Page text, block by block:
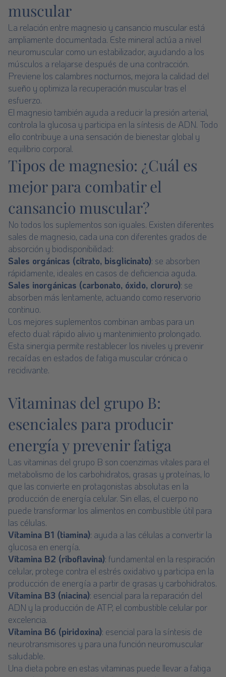
muscular
La relación entre magnesio y cansancio muscular está
ampliamente documentada. Este mineral actúa a nivel
neuromuscular como un estabilizador, ayudando a los
músculos a relajarse después de una contracción.
Previene los calambres nocturnos, mejora la calidad del
sueño y optimiza la recuperación muscular tras el
esfuerzo.
El magnesio también ayuda a reducir la presión arterial,
controla la glucosa y participa en la síntesis de ADN. Todo
ello contribuye a una sensación de bienestar global y
equilibrio corporal.
Tipos de magnesio: ¿Cuál es
mejor para combatir el
cansancio muscular?
No todos los suplementos son iguales. Existen diferentes
sales de magnesio, cada una con diferentes grados de
absorción y biodisponibilidad:
Sales orgánicas (citrato, bisglicinato): se absorben
rápidamente, ideales en casos de deficiencia aguda.
Sales inorgánicas (carbonato, óxido, cloruro): se
absorben más lentamente, actuando como reservorio
continuo.
Los mejores suplementos combinan ambas para un
efecto dual: rápido alivio y mantenimiento prolongado.
Esta sinergia permite restablecer los niveles y prevenir
recaídas en estados de fatiga muscular crónica o
recidivante.
Vitaminas del grupo B:
esenciales para producir
energía y prevenir fatiga
Las vitaminas del grupo B son coenzimas vitales para el
metabolismo de los carbohidratos, grasas y proteínas, lo
que las convierte en protagonistas absolutas en la
producción de energía celular. Sin ellas, el cuerpo no
puede transformar los alimentos en combustible útil para
las células.
Vitamina B1 (tiamina): ayuda a las células a convertir la
glucosa en energía.
Vitamina B2 (riboflavina): fundamental en la respiración
celular, protege contra el estrés oxidativo y participa en la
producción de energía a partir de grasas y carbohidratos.
Vitamina B3 (niacina): esencial para la reparación del
ADN y la producción de ATP, el combustible celular por
excelencia.
Vitamina B6 (piridoxina): esencial para la síntesis de
neurotransmisores y para una función neuromuscular
saludable.
Una dieta pobre en estas vitaminas puede llevar a fatiga